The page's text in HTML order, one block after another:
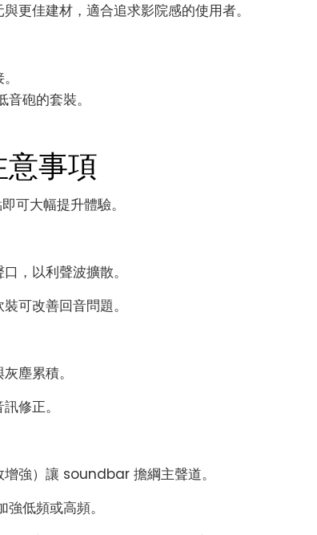
更佳建材，適合追求影院感的使用者。
砲的套裝。
意事項
可大幅提升體驗。
，以利聲波擴散。
可改善回音問題。
塵累積。
修正。
強）讓 soundbar 擔綱主聲道。
低頻或高頻。